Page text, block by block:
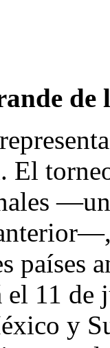
de
países
el 11
y